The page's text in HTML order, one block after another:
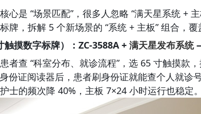
心是 “场景匹配”，很多人忽略 “满天星系统 +
牌，拆解 5 个新场景的 “系统 + 主板” 组合，覆
触摸数字标牌）：ZC-3588A + 满天星发布系统
者查 “科室分布、就诊流程”，选 65 寸触摸款
份证阅读器后，患者刷身份证就能查个人就诊
士的频次降 40%，主板 7×24 小时运行也稳定。